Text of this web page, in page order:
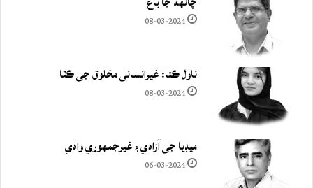
08-03-2024
ناول ڪتا: غيرانساني مخلوق جي ڪٿا
08-03-2024
ميڊيا جي آزادي ۽ غيرجمھوري وادي
06-03-2024